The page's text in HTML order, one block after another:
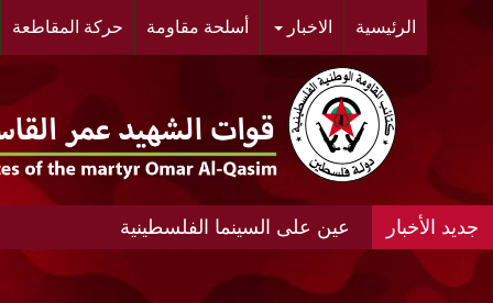
الرئيسية الاخبار أسلحة مقاومة حركة المقاطعة
عين على السينما الفلسطينية
عين على السينما الفلسطينية الانتفاضة